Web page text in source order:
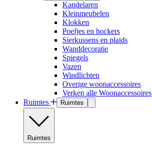
Kandelaren
Kleinmeubelen
Klokken
Poefjes en hockers
Sierkussens en plaids
Wanddecoratie
Spiegels
Vazen
Windlichten
Overige woonaccessoires
Verken alle Woonaccessoires
Ruimtes
Ruimtes
Ruimtes